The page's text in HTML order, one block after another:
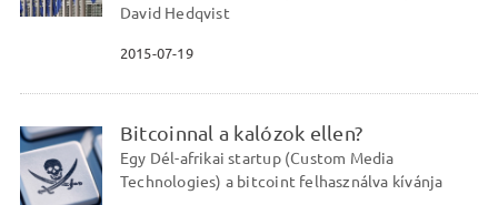
David Hedqvist
2015-07-19
Bitcoinnal a kalózok ellen?
Egy Dél-afrikai startup (Custom Media
Technologies) a bitcoint felhasználva kívánja